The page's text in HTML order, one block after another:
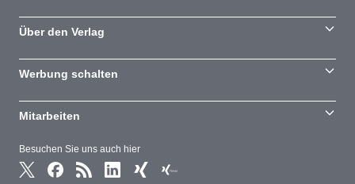
Besuchen Sie uns auch hier
Über den Verlag
Werbung schalten
Mitarbeiten